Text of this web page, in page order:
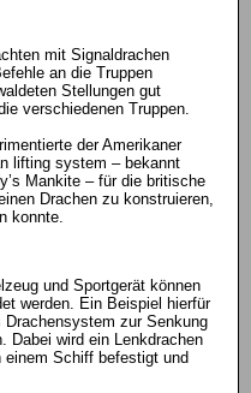
mit Signaldrachen
an die Truppen
Stellungen gut
verschiedenen Truppen.
der Amerikaner
lifting system – bekannt
Mankite – für die britische
Drachen zu konstruieren,
konnte.
und Sportgerät können
werden. Ein Beispiel hierfür
zur Senkung
Dabei wird ein Lenkdrachen
einem Schiff befestigt und